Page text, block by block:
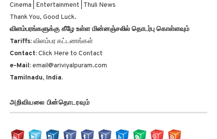
Cinema | Entertainment | Thuli News
Thank You, Good Luck.
விளம்பரங்களுக்கு கீழே உள்ள மின்னஞ்சலில் தொடர்பு கொள்ளவும்
Tariffs:விளம்பர கட்டணங்கள்
Contact:Click Here to Contact
e-Mail:email@ariviyalpuram.com
Tamilnadu, India.
அறிவியலை பின்தொடரவும்